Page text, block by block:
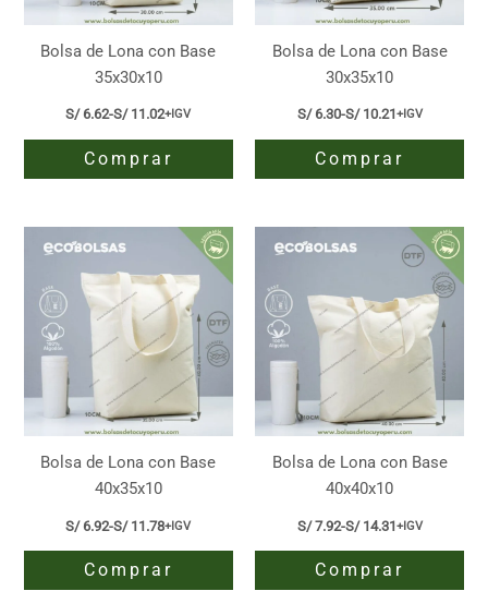
la
Bolsa de Lona con Base
35x30x10
S/6.62-S/11.02
Rango
de
precios:
desde
S/ 11.02
+IGV
Comprar
producto
tiene
múltiples
variantes.
Las
opciones
pueden
elegir
producto
Bolsa de Lona con Base
30x35x10
S/6.30-S/10.21
Rango
de
precios:
desde
S/ 10.21
+IGV
Comprar
producto
tiene
variantes.
Las
opciones
pueden
elegir
producto
Bolsa de Lona con Base
40x35x10
S/6.92-S/11.78
Rango
de
precios:
+IGV
Comprar
Bolsa de Lona con Base
40x40x10
S/7.92-S/14.31
Rango
de
precios:
+IGV
Comprar